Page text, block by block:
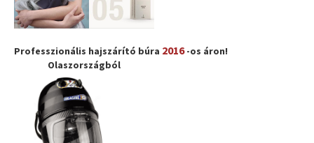
Professzionális hajszárító búra 2016-os áron!
Olaszországból